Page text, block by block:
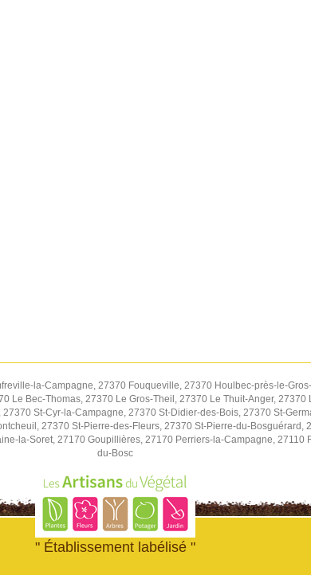
la-Campagne, 27370 Fouqueville, 27370 Houlbec-près-le-
Le Bec-Thomas, 27370 Le Gros-Theil, 27370 Le Thuit-Anger, 27370
St-Cyr-la-Campagne, 27370 St-Didier-des-Bois, 27370 St-
27370 St-Pierre-des-Fleurs, 27370 St-Pierre-du-Bosguérard,
la-Soret, 27170 Goupillières, 27170 Perriers-la-Campagne, 27110
du-Bosc
" Établissement labélisé "